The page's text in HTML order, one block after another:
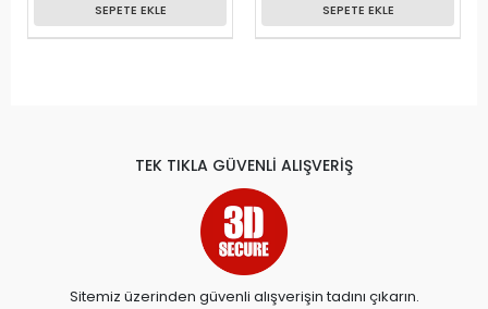
SEPETE EKLE SEPETE EKLE
TEK TIKLA GÜVENLİ ALIŞVERİŞ
Sitemiz üzerinden güvenli alışverişin tadını çıkarın.